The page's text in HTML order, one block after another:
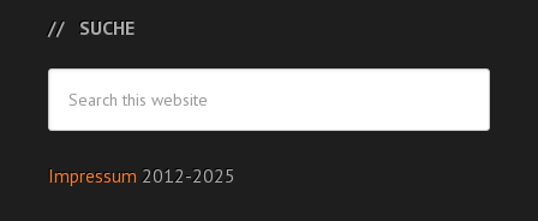
SUCHE
Impressum 2012-2025